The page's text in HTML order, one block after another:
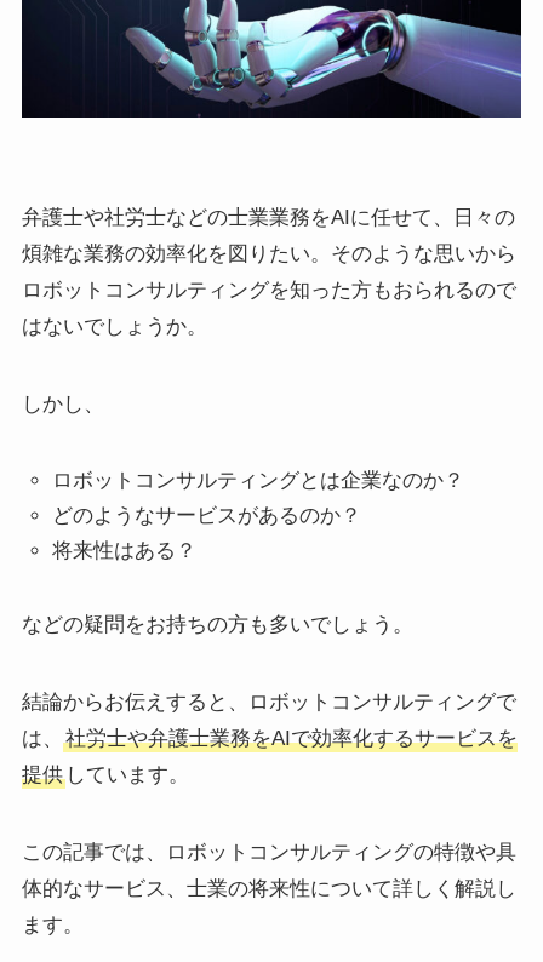
弁護士や社労士などの士業業務をAIに任せて、日々の
煩雑な業務の効率化を図りたい。そのような思いから
ロボットコンサルティングを知った方もおられるので
はないでしょうか。
しかし、
ロボットコンサルティングとは企業なのか？
どのようなサービスがあるのか？
将来性はある？
などの疑問をお持ちの方も多いでしょう。
結論からお伝えすると、ロボットコンサルティングで
は、
社労士や弁護士業務をAIで効率化するサービスを
提供しています。
この記事では、ロボットコンサルティングの特徴や具
体的なサービス、士業の将来性について詳しく解説し
ます。